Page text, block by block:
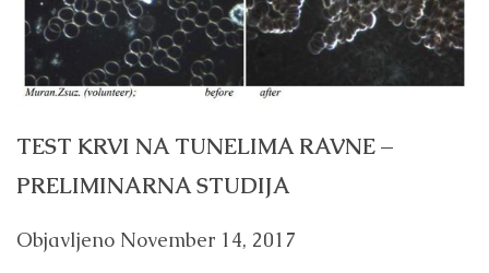
TEST KRVI NA TUNELIMA RAVNE –
PRELIMINARNA STUDIJA
Objavljeno November 14, 2017